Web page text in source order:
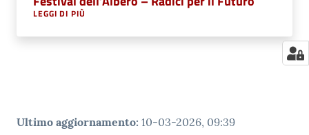
LEGGI DI PIÙ
Ultimo aggiornamento: 10-03-2026, 09:39